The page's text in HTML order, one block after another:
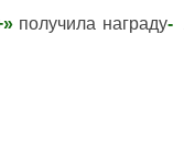
получила награду-